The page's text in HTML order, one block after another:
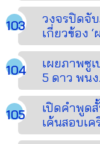
วงจรปิดจั
เกี่ยวข้อง ‘
เผยภาพซูเ
5 ดาว พน
เปิดคำพูด
เค้นสอบเค